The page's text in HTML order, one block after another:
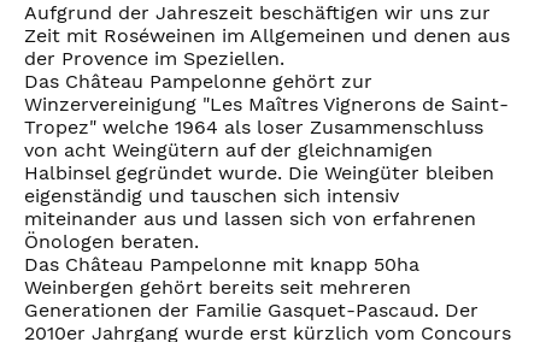
Aufgrund der Jahreszeit beschäftigen wir uns zur
Zeit mit Roséweinen im Allgemeinen und denen aus
der Provence im Speziellen.
Das Château Pampelonne gehört zur
Winzervereinigung "Les Maîtres Vignerons de Saint-
Tropez" welche 1964 als loser Zusammenschluss
von acht Weingütern auf der gleichnamigen
Halbinsel gegründet wurde. Die Weingüter bleiben
eigenständig und tauschen sich intensiv
miteinander aus und lassen sich von erfahrenen
Önologen beraten.
Das Château Pampelonne mit knapp 50ha
Weinbergen gehört bereits seit mehreren
Generationen der Familie Gasquet-Pascaud. Der
2010er Jahrgang wurde erst kürzlich vom Concours